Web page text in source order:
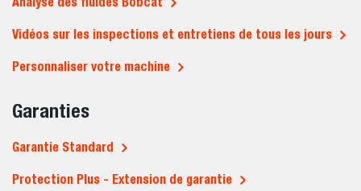
Vidéos sur les inspections et entretiens de tous les jours
Personnaliser votre machine
Garanties
Garantie Standard
Protection Plus - Extension de garantie